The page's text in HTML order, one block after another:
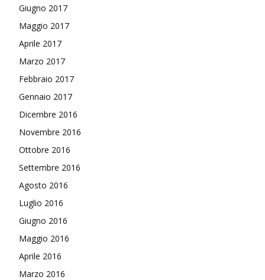
Giugno 2017
Maggio 2017
Aprile 2017
Marzo 2017
Febbraio 2017
Gennaio 2017
Dicembre 2016
Novembre 2016
Ottobre 2016
Settembre 2016
Agosto 2016
Luglio 2016
Giugno 2016
Maggio 2016
Aprile 2016
Marzo 2016